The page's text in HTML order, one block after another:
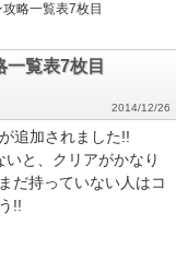
略一覧表7枚目
一覧表7枚目
2014/12/26
追加されました!!
と、クリアがかなり
だ持っていない人はコ
!!